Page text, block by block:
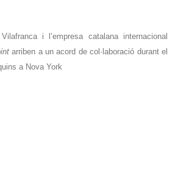
i l’empresa catalana internacional
arriben a un acord de col·laboració durant el
a Nova York